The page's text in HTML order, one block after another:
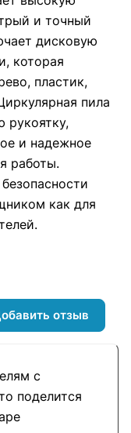
и точный
дисковую
которая
пластик,
пила
рукоятку,
и надежное
работы.
как для
с
поделится
отзыв